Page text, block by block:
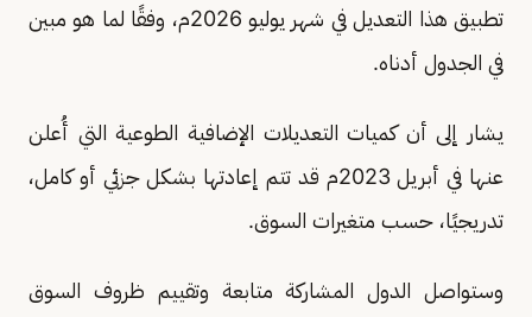
تطبيق هذا التعديل في شهر يوليو 2026م، وفقًا لما هو مبين
في الجدول أدناه.
يشار إلى أن كميات التعديلات الإضافية الطوعية التي أُعلن
عنها في أبريل 2023م قد تتم إعادتها بشكل جزئي أو كامل،
تدريجيًا، حسب متغيرات السوق.
وستواصل الدول المشاركة متابعة وتقييم ظروف السوق